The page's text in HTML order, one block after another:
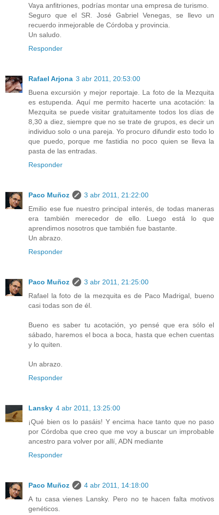
Vaya anfitriones, podrías montar una empresa de turismo.
Seguro que el SR. José Gabriel Venegas, se llevo un
recuerdo inmejorable de Córdoba y provincia.
Un saludo.
Responder
Rafael Arjona 3 abr 2011, 20:53:00
Buena excursión y mejor reportaje. La foto de la Mezquita
es estupenda. Aquí me permito hacerte una acotación: la
Mezquita se puede visitar gratuitamente todos los días de
8,30 a diez, siempre que no se trate de grupos, es decir un
individuo solo o una pareja. Yo procuro difundir esto todo lo
que puedo, porque me fastidia no poco quien se lleva la
pasta de las entradas.
Responder
Paco Muñoz
3 abr 2011, 21:22:00
Emilio ese fue nuestro principal interés, de todas maneras
era también merecedor de ello. Luego está lo que
aprendimos nosotros que también fue bastante.
Un abrazo.
Responder
Paco Muñoz
3 abr 2011, 21:25:00
Rafael la foto de la mezquita es de Paco Madrigal, bueno
casi todas son de él.
Bueno es saber tu acotación, yo pensé que era sólo el
sábado, haremos el boca a boca, hasta que echen cuentas
y lo quiten.
Un abrazo.
Responder
Lansky 4 abr 2011, 13:25:00
¡Qué bien os lo pasáis! Y encima hace tanto que no paso
por Córdoba que creo que me voy a buscar un improbable
ancestro para volver por allí, ADN mediante
Responder
Paco Muñoz
4 abr 2011, 14:18:00
A tu casa vienes Lansky. Pero no te hacen falta motivos
genéticos.